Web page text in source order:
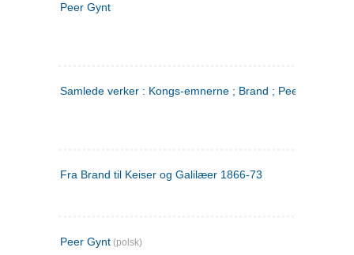
Peer Gynt
Samlede verker : Kongs-emnerne ; Brand ; Peer Gynt. 2
Fra Brand til Keiser og Galilæer 1866-73
Peer Gynt (polsk)